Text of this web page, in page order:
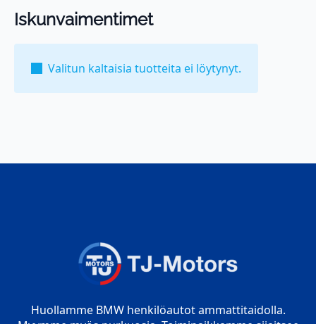
Iskunvaimentimet
Valitun kaltaisia tuotteita ei löytynyt.
Huollamme BMW henkilöautot ammattitaidolla.